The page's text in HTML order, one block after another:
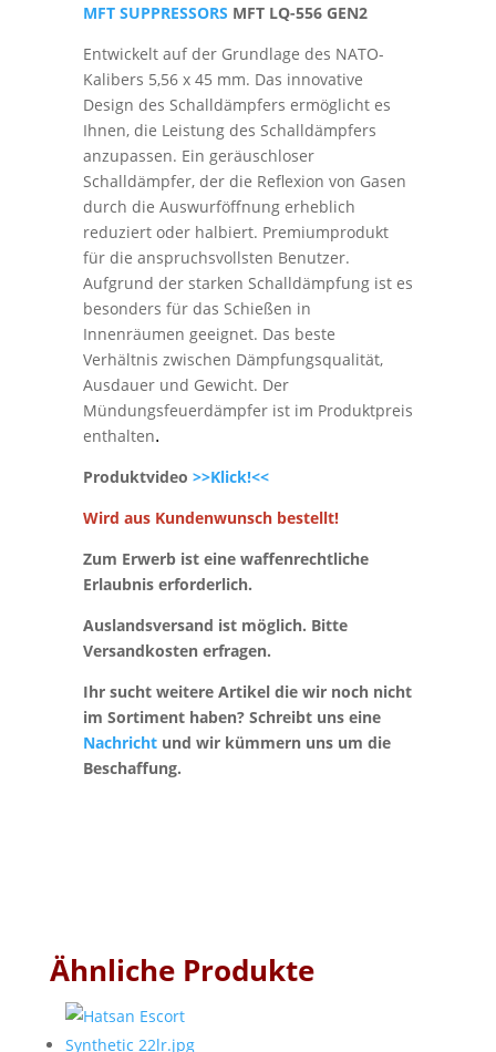
MFT SUPPRESSORS MFT LQ-556 GEN2
Entwickelt auf der Grundlage des NATO-
Kalibers 5,56 x 45 mm. Das innovative
Design des Schalldämpfers ermöglicht es
Ihnen, die Leistung des Schalldämpfers
anzupassen. Ein geräuschloser
Schalldämpfer, der die Reflexion von Gasen
durch die Auswurföffnung erheblich
reduziert oder halbiert. Premiumprodukt
für die anspruchsvollsten Benutzer.
Aufgrund der starken Schalldämpfung ist es
besonders für das Schießen in
Innenräumen geeignet. Das beste
Verhältnis zwischen Dämpfungsqualität,
Ausdauer und Gewicht. Der
Mündungsfeuerdämpfer ist im Produktpreis
enthalten.
Produktvideo >>Klick!<<
Wird aus Kundenwunsch bestellt!
Zum Erwerb ist eine waffenrechtliche
Erlaubnis erforderlich.
Auslandsversand ist möglich. Bitte
Versandkosten erfragen.
Ihr sucht weitere Artikel die wir noch nicht
im Sortiment haben? Schreibt uns eine
Nachrichtund wir kümmern uns um die
Beschaffung.
Ähnliche Produkte